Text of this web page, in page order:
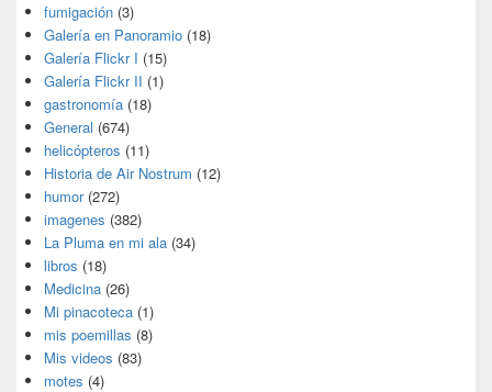
fumigación (3)
Galería en Panoramio (18)
Galería Flickr I (15)
Galería Flickr II (1)
gastronomía (18)
General (674)
helicópteros (11)
Historia de Air Nostrum (12)
humor(272)
imagenes (382)
La Pluma en mi ala (34)
libros (18)
Medicina (26)
Mi pinacoteca (1)
mis poemillas (8)
Mis videos (83)
motes (4)